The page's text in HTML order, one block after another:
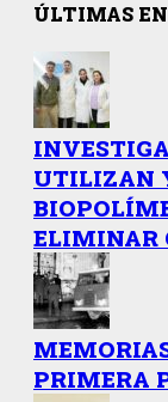
ÚLTIMAS
UTILIZAN
ELIMINAR
PRIMERA